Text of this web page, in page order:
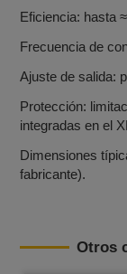
Eficiencia: hasta
Frecuencia de
Ajuste de salida:
Protección:
integradas en el
Dimensiones
fabricante).
Otros